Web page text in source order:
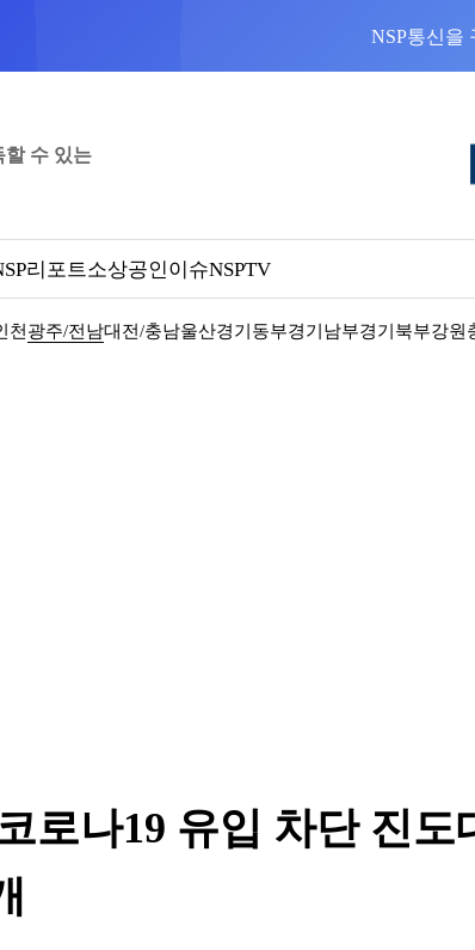
NSP통신을
할 수 있는
리포트소상공인이슈NSPTV
천 광주/전남대전/충남울산경기동부경기남부경기북부강원
로나19 유입 차단 진